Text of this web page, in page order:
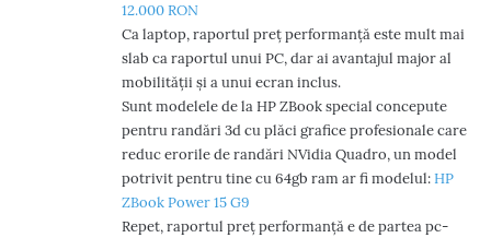
12.000 RON
Ca laptop, raportul preț performanță este mult mai
slab ca raportul unui PC, dar ai avantajul major al
mobilității și a unui ecran inclus.
Sunt modelele de la HP ZBook special concepute
pentru randări 3d cu plăci grafice profesionale care
reduc erorile de randări NVidia Quadro, un model
potrivit pentru tine cu 64gb ram ar fi modelul:HP
ZBook Power 15 G9
Repet, raportul preț performanță e de partea pc-